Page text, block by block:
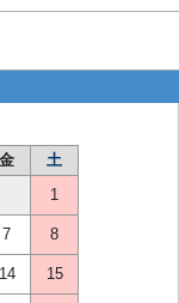
金
土
1
7 8
14 15